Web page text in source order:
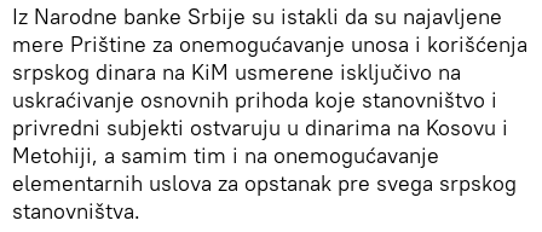
Iz Narodne banke Srbije su istakli da su najavljene
mere Prištine za onemogućavanje unosa i korišćenja
srpskog dinara na KiM usmerene isključivo na
uskraćivanje osnovnih prihoda koje stanovništvo i
privredni subjekti ostvaruju u dinarima na Kosovu i
Metohiji, a samim tim i na onemogućavanje
elementarnih uslova za opstanak pre svega srpskog
stanovništva.